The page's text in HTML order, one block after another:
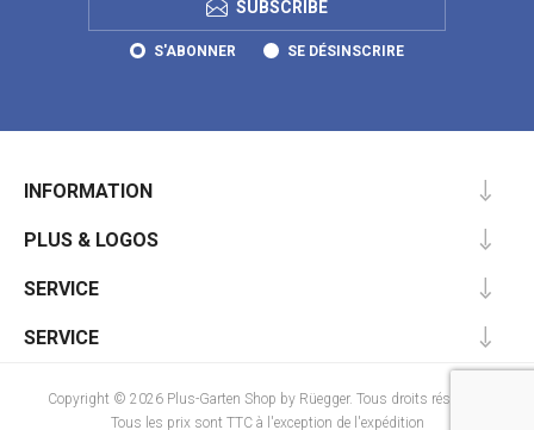
SUBSCRIBE
S'ABONNER SE DÉSINSCRIRE
INFORMATION
PLUS & LOGOS
SERVICE
SERVICE
Copyright © 2026 Plus-Garten Shop by Rüegger. Tous droits réservés.
Tous les prix sont TTC à l'exception de l'expédition